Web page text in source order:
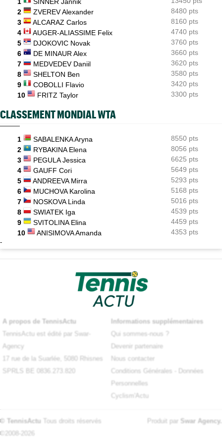
07:53
ATP - Montréal
Joao Fonseca taquine Djokovic : "Il dit ça parce qu'il vieillit"
2
ZVEREV Alexander
8480 pts
3
ALCARAZ Carlos
8160 pts
4
AUGER-ALIASSIME Felix
4740 pts
5
DJOKOVIC Novak
3760 pts
6
DE MINAUR Alex
3660 pts
7
MEDVEDEV Daniil
3620 pts
8
SHELTON Ben
3580 pts
9
COBOLLI Flavio
3420 pts
10
FRITZ Taylor 3300 pts
CLASSEMENT MONDIAL WTA
1 SABALENKA Aryna
8550 pts
2
RYBAKINA Elena
8056 pts
3
PEGULA Jessica
6625 pts
4
GAUFF Cori
5649 pts
5
ANDREEVA Mirra
5293 pts
6
MUCHOVA Karolina
5168 pts
7
NOSKOVA Linda
5016 pts
8
SWIATEK Iga
4539 pts
9
SVITOLINA Elina
4459 pts
10
ANISIMOVA Amanda 4353 pts
-
A propos de TennisActu
TennisActu est édité par Swar-
Agency
17 rue de la Suarlée, 5080 Rhisnes
SPRLS BE 0836.273.820
Informations supplémentaires
Qui sommes-nous ?
Devenir partenaire
Nous contacter
Conditions Générales
Données
Personnelles
Cyclism'Actu
© TennisActu Tous droits réservés
©2008-2026
Produit par Swar Agency.